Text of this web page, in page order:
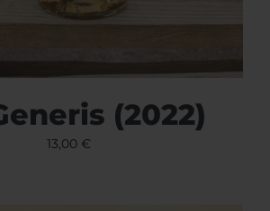
(2022)
13,00 €